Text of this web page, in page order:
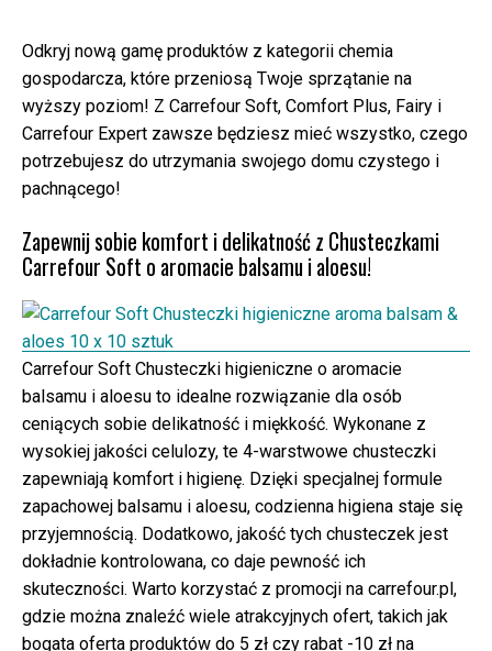
Odkryj nową gamę produktów z kategorii chemia
gospodarcza, które przeniosą Twoje sprzątanie na
wyższy poziom! Z Carrefour Soft, Comfort Plus, Fairy i
Carrefour Expert zawsze będziesz mieć wszystko, czego
potrzebujesz do utrzymania swojego domu czystego i
pachnącego!
Zapewnij sobie komfort i delikatność z Chusteczkami
Carrefour Soft o aromacie balsamu i aloesu!
Carrefour Soft Chusteczki higieniczne o aromacie
balsamu i aloesu to idealne rozwiązanie dla osób
ceniących sobie delikatność i miękkość. Wykonane z
wysokiej jakości celulozy, te 4-warstwowe chusteczki
zapewniają komfort i higienę. Dzięki specjalnej formule
zapachowej balsamu i aloesu, codzienna higiena staje się
przyjemnością. Dodatkowo, jakość tych chusteczek jest
dokładnie kontrolowana, co daje pewność ich
skuteczności. Warto korzystać z promocji na carrefour.pl,
gdzie można znaleźć wiele atrakcyjnych ofert, takich jak
bogata oferta produktów do 5 zł czy rabat -10 zł na